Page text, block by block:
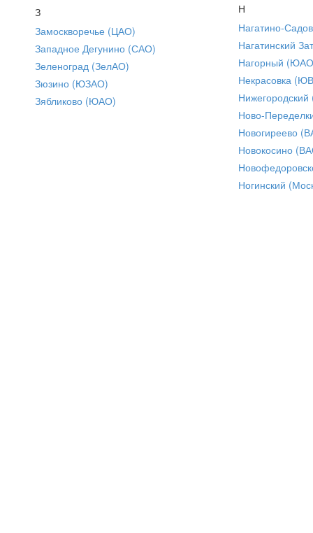
З
Замоскворечье (ЦАО)
Западное Дегунино (САО)
Зеленоград (ЗелАО)
Зюзино (ЮЗАО)
Зябликово (ЮАО)
Н
Нагатино-
Нагатинский
Нагорный
Некрасовка
Ново-
Новогиреево
Новокосино
Ногинский